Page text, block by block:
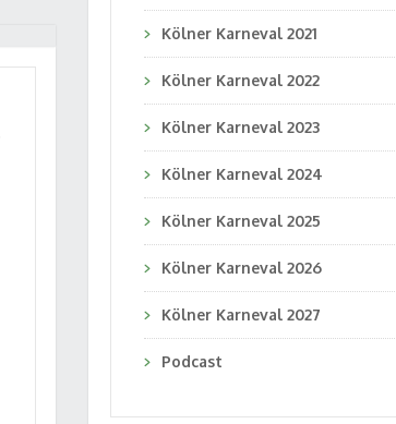
Kölner Karneval 2021
Kölner Karneval 2022
Kölner Karneval 2023
Kölner Karneval 2024
Kölner Karneval 2025
Kölner Karneval 2026
Kölner Karneval 2027
Podcast